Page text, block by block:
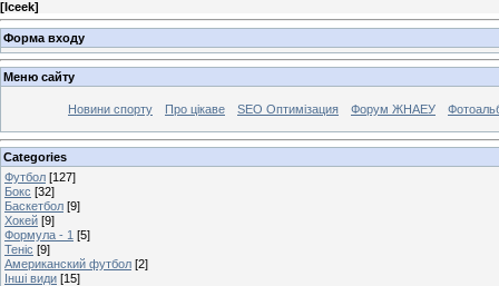
[Iceek]
Форма входу
Меню сайту
Новини спорту Про цікаве SEO Оптимізация Форум ЖНАЕУ
Categories
Футбол [127]
Бокс [32]
Баскетбол [9]
Хокей [9]
Формула - 1 [5]
Теніс [9]
Американский футбол [2]
Інші види [15]